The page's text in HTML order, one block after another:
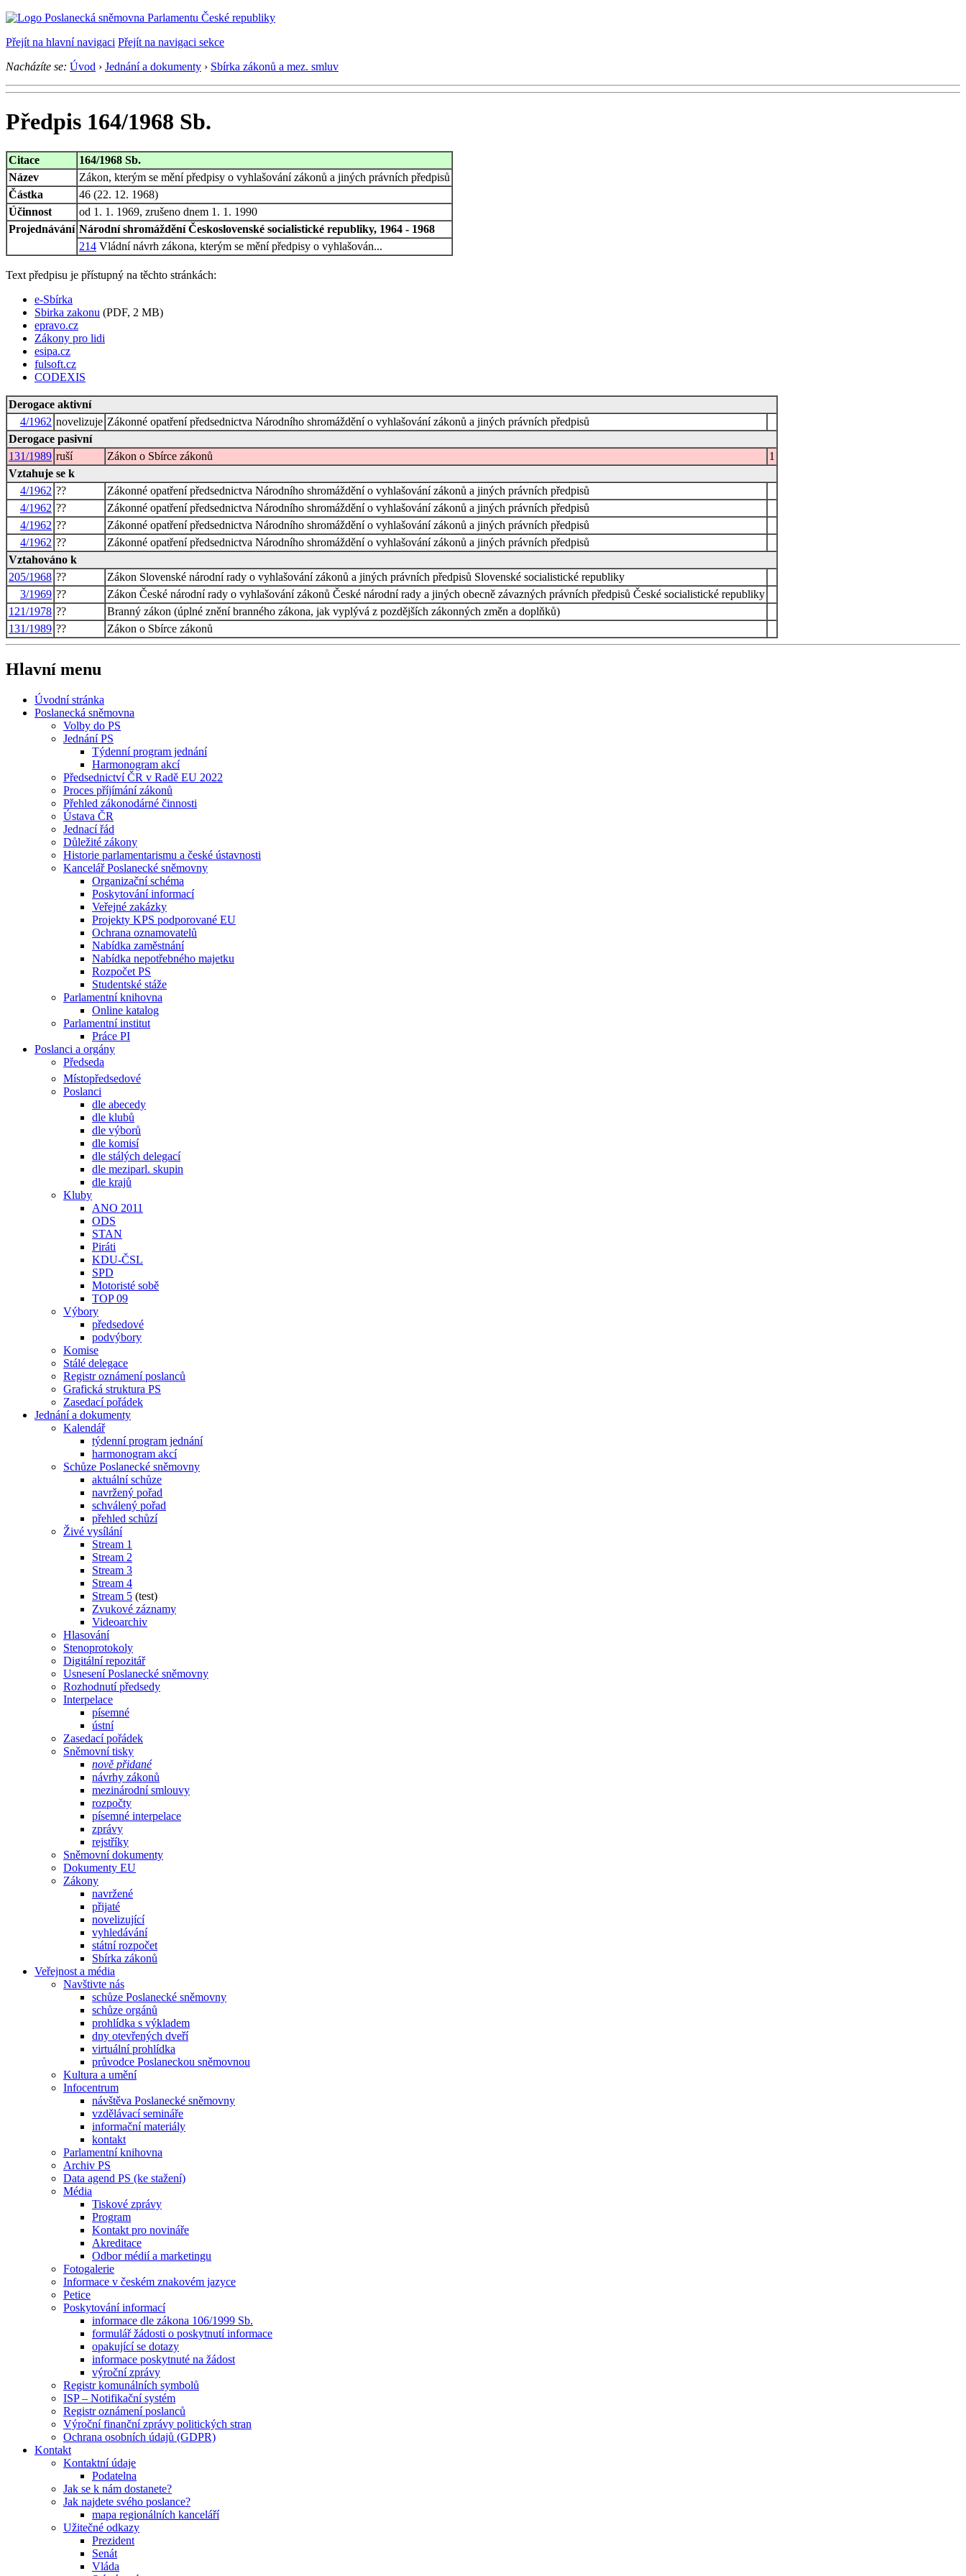
Přejít na hlavní navigaci Přejít na navigaci sekce
Nacházíte se: Úvod › Jednání a dokumenty › Sbírka zákonů a mez. smluv
Předpis 164/1968 Sb.
Citace
164/1968 Sb.
Název
Zákon, kterým se mění předpisy o vyhlašování zákonů a jiných právních předpisů
Částka
46 (22. 12. 1968)
Účinnost
od 1. 1. 1969, zrušeno dnem 1. 1. 1990
Projednávání Národní shromáždění Československé socialistické republiky, 1964 - 1968
214 Vládní návrh zákona, kterým se mění předpisy o vyhlašován...
Text předpisu je přístupný na těchto stránkách:
e-Sbírka
Sbirka zakonu (PDF, 2 MB)
epravo.cz
Zákony pro lidi
esipa.cz
fulsoft.cz
CODEXIS
Derogace aktivní
4/1962 novelizuje Zákonné opatření předsednictva Národního shromáždění o vyhlašování zákonů a jiných právních předpisů
Derogace pasivní
131/1989 ruší Zákon o Sbírce zákonů
1
Vztahuje se k
4/1962 ??
Zákonné opatření předsednictva Národního shromáždění o vyhlašování zákonů a jiných právních předpisů
4/1962 ??
Zákonné opatření předsednictva Národního shromáždění o vyhlašování zákonů a jiných právních předpisů
4/1962 ??
Zákonné opatření předsednictva Národního shromáždění o vyhlašování zákonů a jiných právních předpisů
4/1962 ??
Zákonné opatření předsednictva Národního shromáždění o vyhlašování zákonů a jiných právních předpisů
Vztahováno k
205/1968 ??
Zákon Slovenské národní rady o vyhlašování zákonů a jiných právních předpisů Slovenské socialistické republiky
3/1969 ??
Zákon České národní rady o vyhlašování zákonů České národní rady a jiných obecně závazných právních předpisů České socialistické republiky
121/1978 ??
Branný zákon (úplné znění branného zákona, jak vyplývá z pozdějších zákonných změn a doplňků)
131/1989 ?? Zákon o Sbírce zákonů
Hlavní menu
Úvodní stránka
Poslanecká sněmovna
Volby do PS
Jednání PS
Týdenní program jednání
Harmonogram akcí
Předsednictví ČR v Radě EU 2022
Proces příjímání zákonů
Přehled zákonodárné činnosti
Ústava ČR
Jednací řád
Důležité zákony
Historie parlamentarismu a české ústavnosti
Kancelář Poslanecké sněmovny
Organizační schéma
Poskytování informací
Veřejné zakázky
Projekty KPS podporované EU
Ochrana oznamovatelů
Nabídka zaměstnání
Nabídka nepotřebného majetku
Rozpočet PS
Studentské stáže
Parlamentní knihovna
Online katalog
Parlamentní institut
Práce PI
Poslanci a orgány
Předseda
Místopředsedové
Poslanci
dle abecedy
dle klubů
dle výborů
dle komisí
dle stálých delegací
dle meziparl. skupin
dle krajů
Kluby
ANO 2011
ODS
STAN
Piráti
KDU-ČSL
SPD
Motoristé sobě
TOP 09
Výbory
předsedové
podvýbory
Komise
Stálé delegace
Registr oznámení poslanců
Grafická struktura PS
Zasedací pořádek
Jednání a dokumenty
Kalendář
týdenní program jednání
harmonogram akcí
Schůze Poslanecké sněmovny
aktuální schůze
navržený pořad
schválený pořad
přehled schůzí
Živé vysílání
Stream 1
Stream 2
Stream 3
Stream 4
Stream 5 (test)
Zvukové záznamy
Videoarchiv
Hlasování
Stenoprotokoly
Digitální repozitář
Usnesení Poslanecké sněmovny
Rozhodnutí předsedy
Interpelace
písemné
ústní
Zasedací pořádek
Sněmovní tisky
nově přidané
návrhy zákonů
mezinárodní smlouvy
rozpočty
písemné interpelace
zprávy
rejstříky
Sněmovní dokumenty
Dokumenty EU
Zákony
navržené
přijaté
novelizující
vyhledávání
státní rozpočet
Sbírka zákonů
Veřejnost a média
Navštivte nás
schůze Poslanecké sněmovny
schůze orgánů
prohlídka s výkladem
dny otevřených dveří
virtuální prohlídka
průvodce Poslaneckou sněmovnou
Kultura a umění
Infocentrum
návštěva Poslanecké sněmovny
vzdělávací semináře
informační materiály
kontakt
Parlamentní knihovna
Archiv PS
Data agend PS (ke stažení)
Média
Tiskové zprávy
Program
Kontakt pro novináře
Akreditace
Odbor médií a marketingu
Fotogalerie
Informace v českém znakovém jazyce
Petice
Poskytování informací
informace dle zákona 106/1999 Sb.
formulář žádosti o poskytnutí informace
opakující se dotazy
informace poskytnuté na žádost
výroční zprávy
Registr komunálních symbolů
ISP – Notifikační systém
Registr oznámení poslanců
Výroční finanční zprávy politických stran
Ochrana osobních údajů (GDPR)
Kontakt
Kontaktní údaje
Podatelna
Jak se k nám dostanete?
Jak najdete svého poslance?
mapa regionálních kanceláří
Užitečné odkazy
Prezident
Senát
Vláda